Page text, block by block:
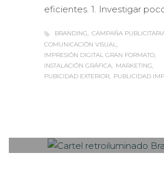
eficientes. 1. Investigar
BRANDING
CAMPAÑA
COMUNICACIÓN VISUAL
IMPRESIÓN DIGITAL GRAN FORMATO
INSTALACIÓN GRÁFICA
MARKETING
PUBICIDAD EXTERIOR
PUBLICIDAD